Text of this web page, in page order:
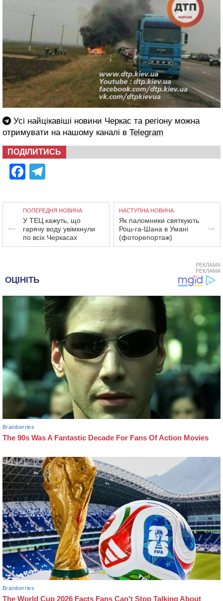
Усі найцікавіші новини Черкас та регіону можна
отримувати на нашому каналі в Telegram
ПОДІЛИТИСЬ
Facebook
ПОПЕРЕДНЯ НОВИНА
У ТЕЦ кажуть, що
гарячу воду увімкнули
по всіх Черкасах
НАСТУПНА НОВИНА
Як паломники святкують
Рош-га-Шана в Умані
(фоторепортаж)
РЕКЛАМА
РЕКЛАМА